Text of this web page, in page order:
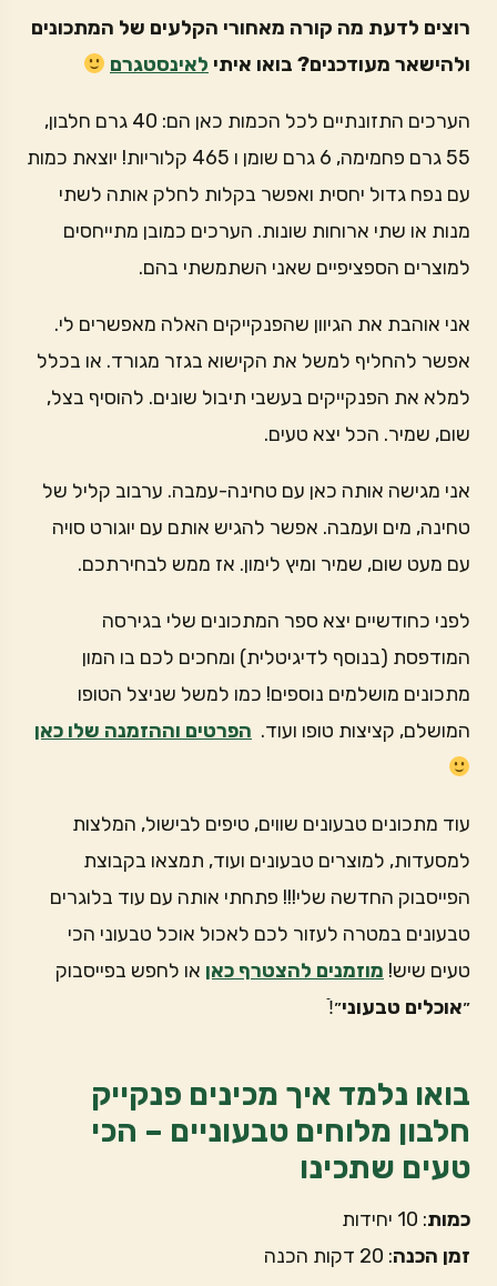
רוצים לדעת מה קורה מאחורי הקלעים של המתכונים
ולהישאר מעודכנים? בואו איתי לאינסטגרם
הערכים התזונתיים לכל הכמות כאן הם: 40 גרם חלבון,
55 גרם פחמימה, 6 גרם שומן ו 465 קלוריות! יוצאת כמות
עם נפח גדול יחסית ואפשר בקלות לחלק אותה לשתי
מנות או שתי ארוחות שונות. הערכים כמובן מתייחסים
למוצרים הספציפיים שאני השתמשתי בהם.
אני אוהבת את הגיוון שהפנקייקים האלה מאפשרים לי.
אפשר להחליף למשל את הקישוא בגזר מגורד. או בכלל
למלא את הפנקייקים בעשבי תיבול שונים. להוסיף בצל,
שום, שמיר. הכל יצא טעים.
אני מגישה אותה כאן עם טחינה-עמבה. ערבוב קליל של
טחינה, מים ועמבה. אפשר להגיש אותם עם יוגורט סויה
עם מעט שום, שמיר ומיץ לימון. אז ממש לבחירתכם.
לפני כחודשיים יצא ספר המתכונים שלי בגירסה
המודפסת (בנוסף לדיגיטלית) ומחכים לכם בו המון
מתכונים מושלמים נוספים! כמו למשל שניצל הטופו
המושלם, קציצות טופו ועוד. הפרטים וההזמנה שלו כאן
עוד מתכונים טבעונים שווים, טיפים לבישול, המלצות
למסעדות, למוצרים טבעונים ועוד, תמצאו בקבוצת
הפייסבוק החדשה שלי!!! פתחתי אותה עם עוד בלוגרים
טבעונים במטרה לעזור לכם לאכול אוכל טבעוני הכי
טעים שיש! מוזמנים להצטרף כאן או לחפש בפייסבוק
״אוכלים טבעוני״!ֿ
בואו נלמד איך מכינים פנקייק
חלבון מלוחים טבעוניים – הכי
טעים שתכינו
כמות: 10 יחידות
זמן הכנה: 20 דקות הכנה